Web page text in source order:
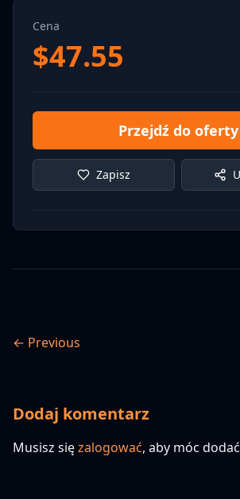
Cena
$47.55
Przejdź do oferty
Zapisz
← Previous
Dodaj komentarz
Musisz sięzalogować, aby móc